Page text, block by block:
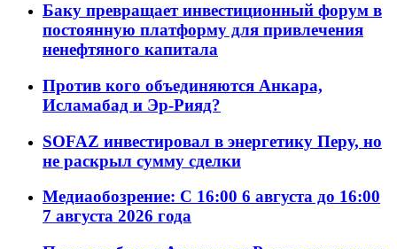
Баку превращает инвестиционный форум в
постоянную платформу для привлечения
ненефтяного капитала
Против кого объединяются Анкара,
Исламабад и Эр-Рияд?
SOFAZ инвестировал в энергетику Перу, но
не раскрыл сумму сделки
Медиаобозрение: С 16:00 6 августа до 16:00
7 августа 2026 года